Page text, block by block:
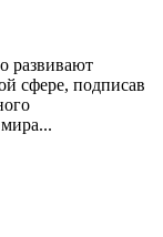
развивают
сфере, подписав